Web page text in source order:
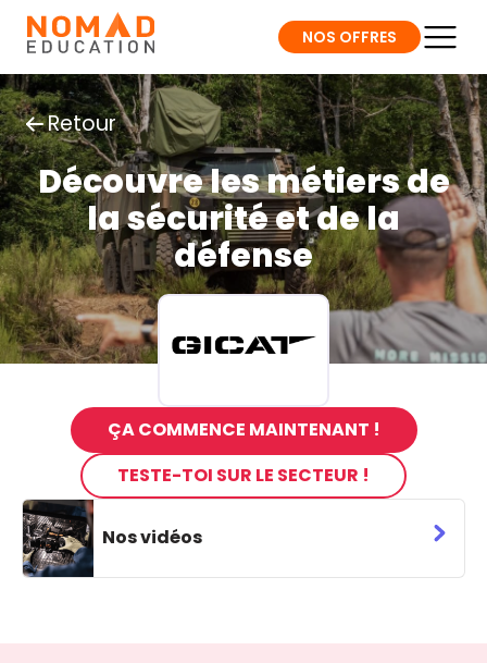
NOS OFFRES
Découvre les métiers de
la sécurité et de la
défense
Retour
ÇA COMMENCE MAINTENANT !
TESTE-TOI SUR LE SECTEUR !
Nos vidéos